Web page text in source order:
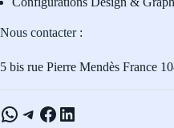
Nous contacter :
5 bis rue Pierre Mendès France
WhatsApp
Telegram
Facebook
LinkedIn